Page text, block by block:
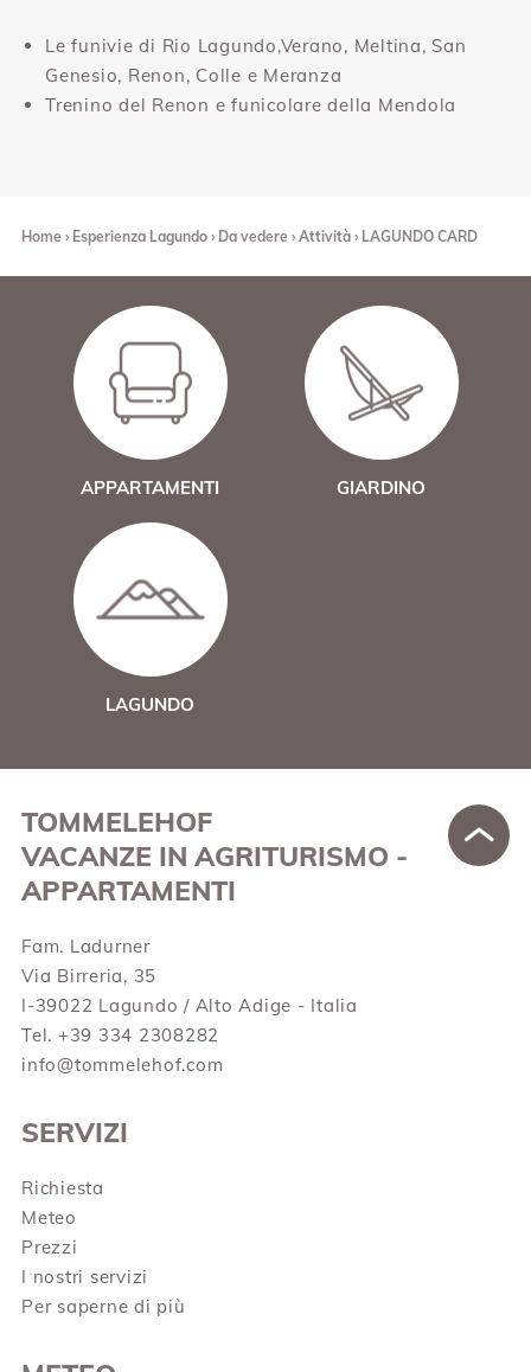
Le funivie di Rio Lagundo,Verano, Meltina, San
Genesio, Renon, Colle e Meranza
Trenino del Renon e funicolare della Mendola
Home Esperienza Lagundo Da vedere Attività LAGUNDO CARD
APPARTAMENTI GIARDINO
LAGUNDO
TOMMELEHOF
VACANZE IN AGRITURISMO -
APPARTAMENTI
Fam. Ladurner
Via Birreria, 35
I-39022 Lagundo / Alto Adige - Italia
Tel. +39 334 2308282
info@tommelehof.com
SERVIZI
Richiesta
Meteo
Prezzi
I nostri servizi
Per saperne di più